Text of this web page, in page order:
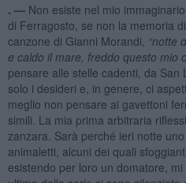
. — Non esiste nel mio
di Ferragosto, se non la memoria
canzone di Gianni Morandi, “notte
e caldo il mare, freddo questo mio
pensare alle stelle cadenti, da
solo i desideri e, in genere, ci
meglio non pensare ai gavettoni
simili. La mia prima arbitraria
zanzara. Sarà perché ieri notte
animaletti, alcuni dei quali
esistendo per loro un domatore,